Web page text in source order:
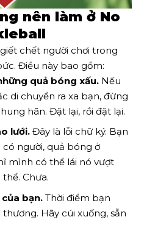
nên làm ở No
chết người chơi trong
Điều này bao gồm:
quả bóng xấu. Nếu
di chuyển ra xa bạn, đừng
hãn. Đặt lại, rồi đặt lại.
lưới. Đây là lỗi chữ ký. Bạn
người, quả bóng ở
mình có thể lái nó vượt
Chưa.
bạn. Thời điểm bạn
Hãy cúi xuống, sẵn